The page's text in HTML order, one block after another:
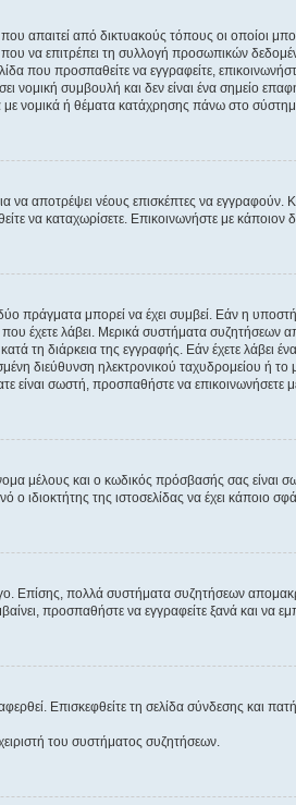
απαιτεί από δικτυακούς τόπους οι οποίοι
να επιτρέπει τη συλλογή προσωπικών
που προσπαθείτε να εγγραφείτε,
νομική συμβουλή και δεν είναι ένα σημείο
με νομικά ή θέματα κατάχρησης πάνω στο
να αποτρέψει νέους επισκέπτες να
να καταχωρίσετε. Επικοινωνήστε με κάποιον
μπορεί να έχει συμβεί. Εάν η
έχετε λάβει. Μερικά συστήματα συζητήσεων
τη διάρκεια της εγγραφής. Εάν έχετε λάβει
διεύθυνση ηλεκτρονικού ταχυδρομείου ή το
σωστή, προσπαθήστε να επικοινωνήσετε με
μέλους και ο κωδικός πρόσβασής σας είναι
ιδιοκτήτης της ιστοσελίδας να έχει κάποιο
Επίσης, πολλά συστήματα συζητήσεων
προσπαθήστε να εγγραφείτε ξανά και να
Επισκεφθείτε τη σελίδα σύνδεσης και
του συστήματος συζητήσεων.